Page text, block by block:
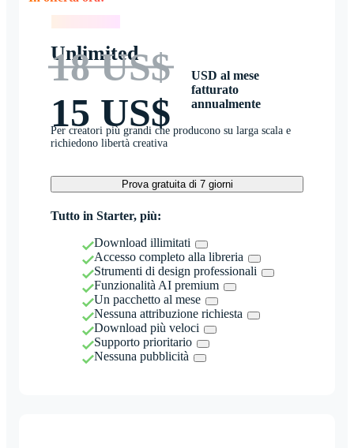
Unlimited
18 US$
15 US$
USD al mese
fatturato
annualmente
Per creatori più grandi che producono su larga scala e
richiedono libertà creativa
Prova gratuita di 7 giorni
Tutto in Starter, più:
Download illimitati
Accesso completo alla libreria
Strumenti di design professionali
Funzionalità AI premium
Un pacchetto al mese
Nessuna attribuzione richiesta
Download più veloci
Supporto prioritario
Nessuna pubblicità